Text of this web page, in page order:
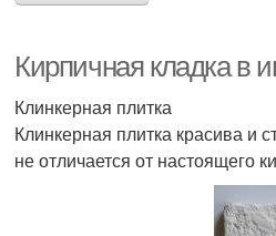
Кирпичная кладка в
Клинкерная плитка
Клинкерная плитка красива и
не отличается от настоящего